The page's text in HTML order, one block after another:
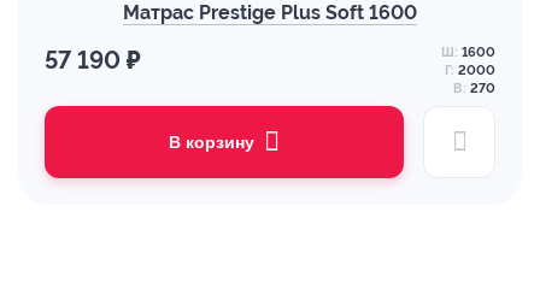
Матрас Prestige Plus Soft 1600
57 190 ₽ Ш: 1600
Г: 2000
В: 270
В корзину